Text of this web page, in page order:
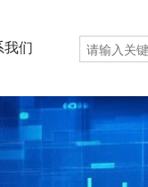
我们